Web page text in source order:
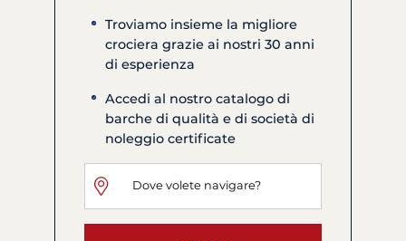
Troviamo insieme la migliore
crociera grazie ai nostri 30 anni
di esperienza
Accedi al nostro catalogo di
barche di qualità e di società di
noleggio certificate